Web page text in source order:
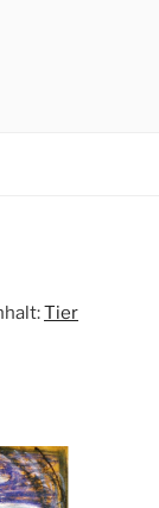
Tier